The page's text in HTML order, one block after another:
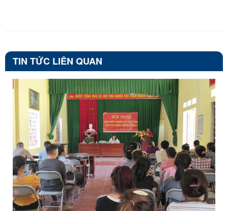
TIN TỨC LIÊN QUAN